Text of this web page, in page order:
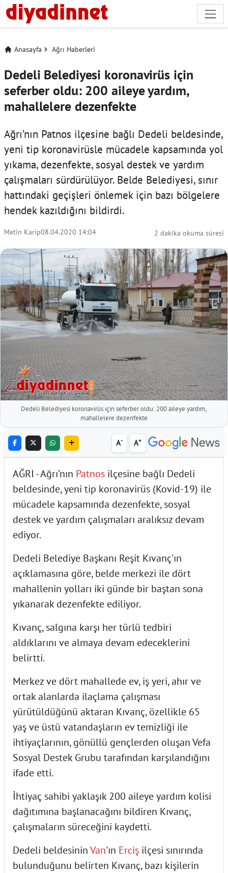
Anasayfa Ağrı Haberleri
Dedeli Belediyesi koronavirüs için
seferber oldu: 200 aileye yardım,
mahallelere dezenfekte
Ağrı’nın Patnos ilçesine bağlı Dedeli beldesinde,
yeni tip koronavirüsle mücadele kapsamında yol
yıkama, dezenfekte, sosyal destek ve yardım
çalışmaları sürdürülüyor. Belde Belediyesi, sınır
hattındaki geçişleri önlemek için bazı bölgelere
hendek kazıldığını bildirdi.
Metin Karip08.04.2020 14:04 2 dakika okuma süresi
Dedeli Belediyesi koronavirüs için seferber oldu: 200 aileye yardım,
mahallelere dezenfekte
A- A+
AĞRI - Ağrı’nın Patnos ilçesine bağlı Dedeli
beldesinde, yeni tip koronavirüs (Kovid-19) ile
mücadele kapsamında dezenfekte, sosyal
destek ve yardım çalışmaları aralıksız devam
ediyor.
Dedeli Belediye Başkanı Reşit Kıvanç'ın
açıklamasına göre, belde merkezi ile dört
mahallenin yolları iki günde bir baştan sona
yıkanarak dezenfekte ediliyor.
Kıvanç, salgına karşı her türlü tedbiri
aldıklarını ve almaya devam edeceklerini
belirtti.
Merkez ve dört mahallede ev, iş yeri, ahır ve
ortak alanlarda ilaçlama çalışması
yürütüldüğünü aktaran Kıvanç, özellikle 65
yaş ve üstü vatandaşların ev temizliği ile
ihtiyaçlarının, gönüllü gençlerden oluşan Vefa
Sosyal Destek Grubu tarafından karşılandığını
ifade etti.
İhtiyaç sahibi yaklaşık 200 aileye yardım kolisi
dağıtımına başlanacağını bildiren Kıvanç,
çalışmaların süreceğini kaydetti.
Dedeli beldesininVan'ın Erciş ilçesi sınırında
bulunduğunu belirten Kıvanç, bazı kişilerin